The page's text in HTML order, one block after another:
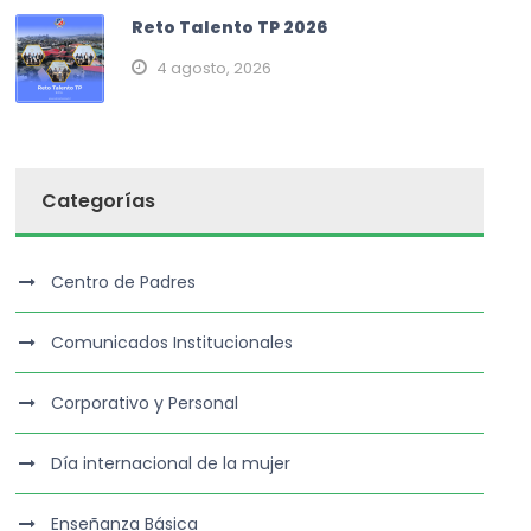
Reto Talento TP 2026
4 agosto, 2026
Categorías
Centro de Padres
Comunicados Institucionales
Corporativo y Personal
Día internacional de la mujer
Enseñanza Básica